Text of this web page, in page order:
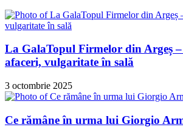
La GalaTopul Firmelor din Argeș –
afaceri, vulgaritate în sală
3 octombrie 2025
Ce rămâne în urma lui Giorgio